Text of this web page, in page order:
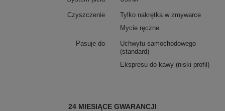
Czyszczenie
Tylko nakrętka w zmywarce
Mycie ręczne
Pasuje do
Uchwytu samochodowego
(standard)
Ekspresu do kawy (niski profil)
24 MIESIĄCE GWARANCJI